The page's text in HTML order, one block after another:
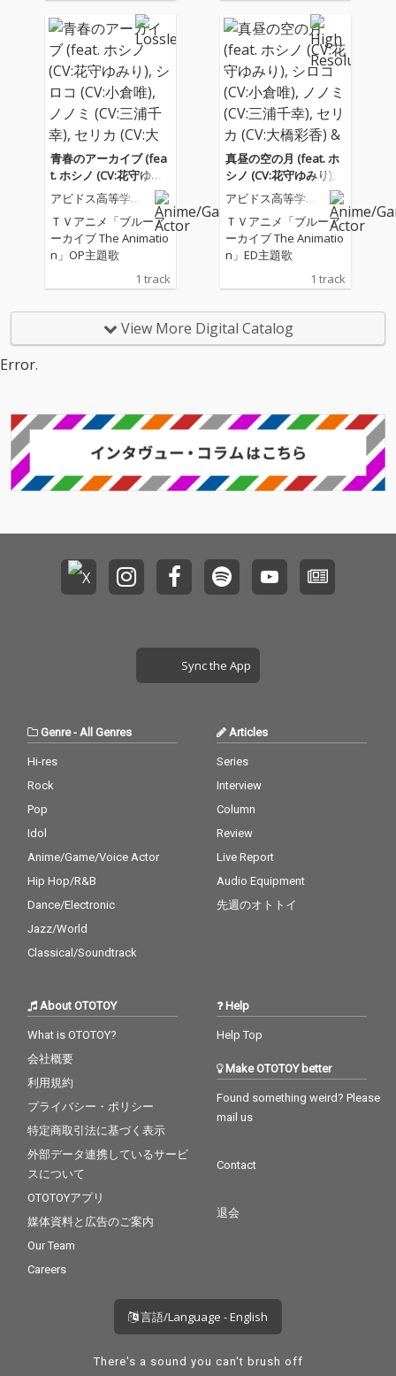
青春のアーカイブ (fea
t. ホシノ (CV:花守ゆみ
り), シロコ (CV:小倉唯),
ノノミ (CV:三浦千幸),
セリカ (CV:大橋彩香) &
アヤネ (CV:原田彩楓))
[TVsize]
アビドス高等学校
ＴＶアニメ「ブルーア
ーカイブ The Animatio
n」OP主題歌
1 track
真昼の空の月 (feat. ホ
シノ (CV:花守ゆみり),
シロコ (CV:小倉唯), ノ
ノミ (CV:三浦千幸), セ
リカ (CV:大橋彩香) & ア
ヤネ (CV:原田彩楓)) [TV
size]
アビドス高等学校
ＴＶアニメ「ブルーア
ーカイブ The Animatio
n」ED主題歌
1 track
View More Digital Catalog
Error.
Sync the App
Genre- All Genres
Hi-res
Rock
Pop
Idol
Anime/Game/Voice Actor
Hip Hop/R&B
Dance/Electronic
Jazz/World
Classical/Soundtrack
Articles
Series
Interview
Column
Review
Live Report
Audio Equipment
先週のオトトイ
About OTOTOY
What is OTOTOY?
会社概要
利用規約
プライバシー・ポリシー
特定商取引法に基づく表示
外部データ連携しているサービ
スについて
OTOTOYアプリ
媒体資料と広告のご案内
Our Team
Careers
Help
Help Top
Make OTOTOY better
Found something weird? Please
mail us
Contact
退会
言語/Language - English
There's a sound you can't brush off